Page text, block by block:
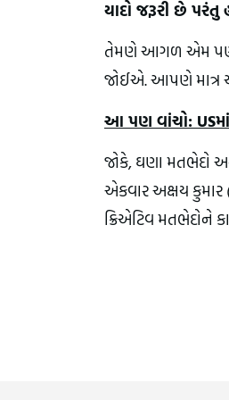
યાદો જરૂરી છે
તેમણે આગળ એમ પણ
જોઈએ. આપણે માત્ર
આ પણ વાંચો: USમાં
જોકે, ઘણા મતભેદો
એકવાર અક્ષય કુમાર
ક્રિએટિવ મતભેદોને